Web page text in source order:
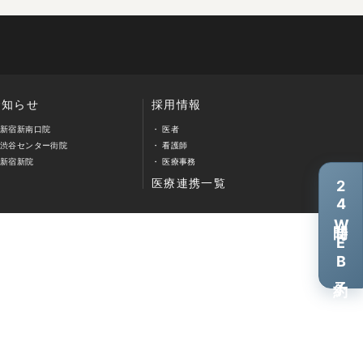
らせ
新宿新南口院
渋谷センター街院
新宿新院
採用情報
医者
看護師
医療事務
医療連携一覧 24
時間WEB予約